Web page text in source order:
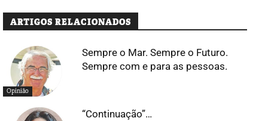
ARTIGOS RELACIONADOS
Opinião
Sempre o Mar. Sempre o Futuro.
Sempre com e para as pessoas.
“Continuação”…